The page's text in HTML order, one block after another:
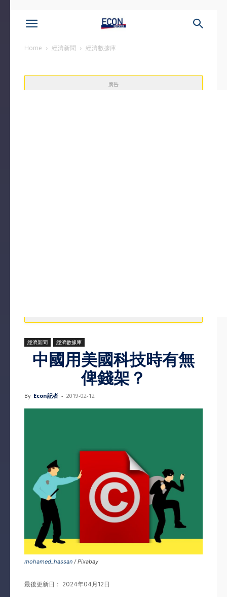
Home 經濟新聞 經濟數據庫
廣告
經濟新聞 經濟數據庫
中國用美國科技時有無
俾錢架？
By Econ記者 - 2019-02-12
mohamed_hassan / Pixabay
最後更新日： 2024年04月12日